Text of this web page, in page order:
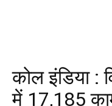
कोल इंडिया :
में 17,185